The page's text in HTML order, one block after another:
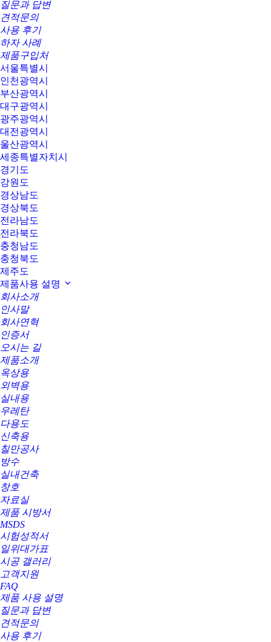
질문과 답변
견적문의
사용 후기
하자 사례
제품구입처
서울특별시
인천광역시
부산광역시
대구광역시
광주광역시
대전광역시
울산광역시
세종특별자치시
경기도
강원도
경상남도
경상북도
전라남도
전라북도
충청남도
충청북도
제주도
제품사용 설명
회사소개
인사말
회사연혁
인증서
오시는 길
제품소개
옥상용
외벽용
실내용
우레탄
다용도
신축용
칠만공사
방수
실내건축
창호
자료실
제품 시방서
MSDS
시험성적서
일위대가표
시공 갤러리
고객지원
FAQ
제품 사용 설명
질문과 답변
견적문의
사용 후기